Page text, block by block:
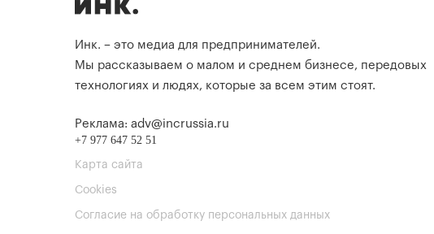
Инк. – это медиа для предпринимателей.
Мы рассказываем о малом и среднем бизнесе, передовых
технологиях и людях, которые за всем этим стоят.
Реклама: adv@incrussia.ru
+7 977 647 52 51
Карта сайта
Cookies
Согласие на обработку персональных данных